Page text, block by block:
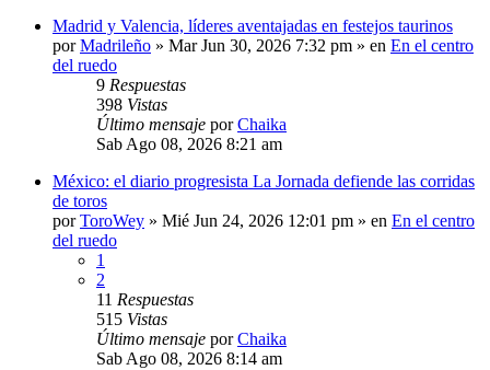
Madrid y Valencia, líderes aventajadas en festejos taurinos
porMadrileño » Mar Jun 30, 2026 7:32 pm » en En el centro
del ruedo
9 Respuestas
398 Vistas
Último mensaje porChaika
Sab Ago 08, 2026 8:21 am
México: el diario progresista La Jornada defiende las corridas
de toros
porToroWey » Mié Jun 24, 2026 12:01 pm » en En el centro
del ruedo
1
2
11 Respuestas
515 Vistas
Último mensaje porChaika
Sab Ago 08, 2026 8:14 am